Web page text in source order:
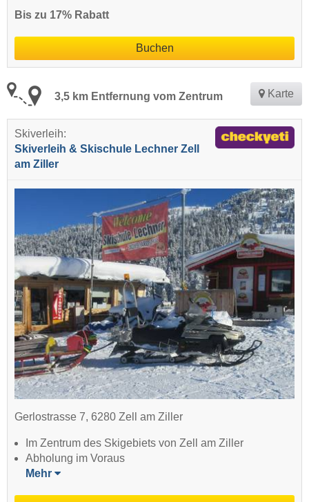
Bis zu 17% Rabatt
Buchen
3,5 km Entfernung vom Zentrum Karte
Skiverleih:
Skiverleih & Skischule Lechner Zell
am Ziller
Gerlostrasse 7, 6280 Zell am Ziller
Im Zentrum des Skigebiets von Zell am Ziller
Abholung im Voraus
Mehr